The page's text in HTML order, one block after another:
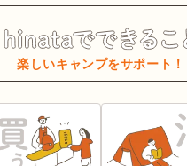
楽しいキャンプをサポート！